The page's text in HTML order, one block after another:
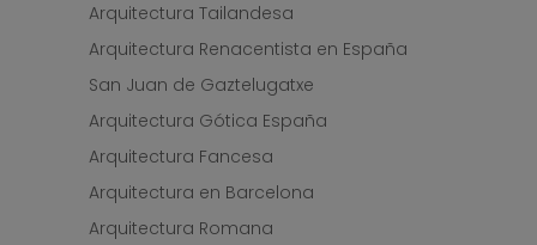
Arquitectura Tailandesa
Arquitectura Renacentista en España
San Juan de Gaztelugatxe
Arquitectura Gótica España
Arquitectura Fancesa
Arquitectura en Barcelona
Arquitectura Romana